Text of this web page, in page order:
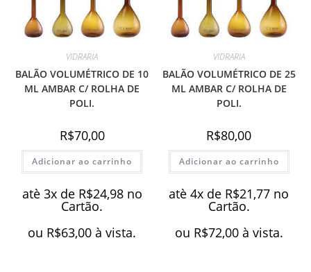
VIDRARIA
BALÃO VOLUMÉTRICO DE 10
ML AMBAR C/ ROLHA DE
POLI.
R$70,00
Adicionar ao carrinho
atè 3x de R$24,98 no
Cartão.
ou R$63,00 à vista.
VIDRARIA
BALÃO VOLUMÉTRICO DE 25
ML AMBAR C/ ROLHA DE
POLI.
R$80,00
Adicionar ao carrinho
atè 4x de R$21,77 no
Cartão.
ou R$72,00 à vista.